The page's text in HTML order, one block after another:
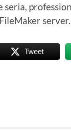
seria,
server.
Tweet